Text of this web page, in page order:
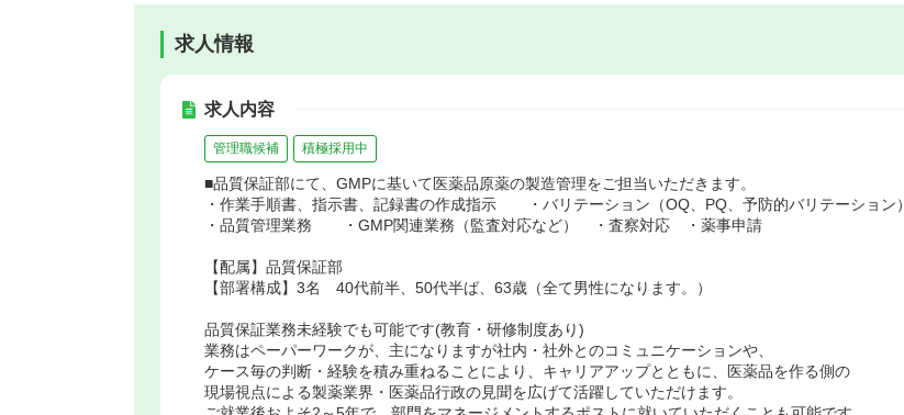
求人情報
求人内容
管理職候補 積極採用中
■品質保証部にて、GMPに基いて医薬品原薬の製造管理をご担当いただきます。
・作業手順書、指示書、記録書の作成指示 ・バリテーション（OQ、PQ、予防的バリテーション）
・品質管理業務 ・GMP関連業務（監査対応など） ・査察対応 ・薬事申請
【配属】品質保証部
【部署構成】3名 40代前半、50代半ば、63歳（全て男性になります。）
品質保証業務未経験でも可能です(教育・研修制度あり)
業務はペーパーワークが、主になりますが社内・社外とのコミュニケーションや、
ケース毎の判断・経験を積み重ねることにより、キャリアアップとともに、医薬品を作る側の
現場視点による製薬業界・医薬品行政の見聞を広げて活躍していただけます。